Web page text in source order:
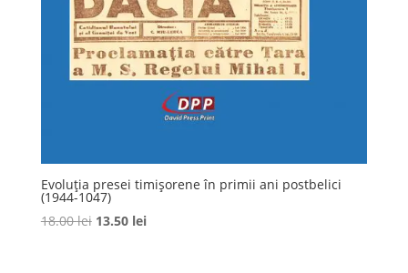
Evoluția presei timișorene în primii ani postbelici
(1944-1047)
18.00lei Prețul
13.50 leiPrețul